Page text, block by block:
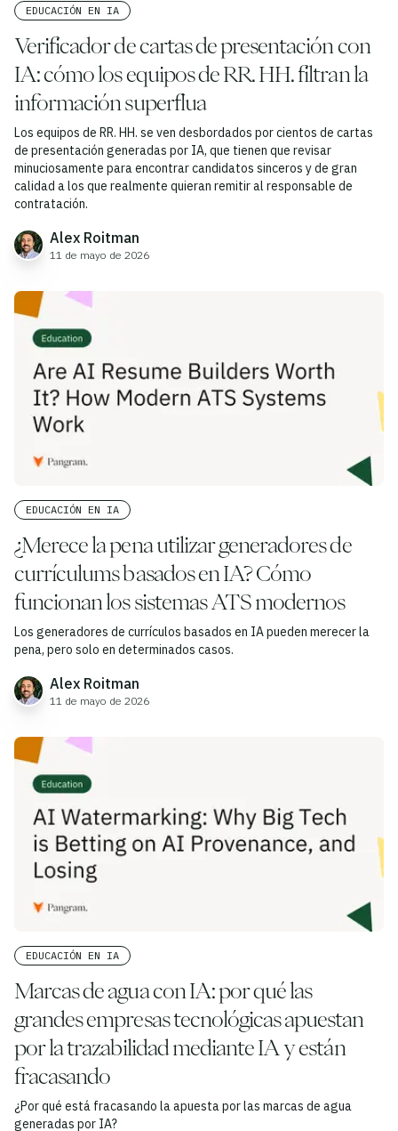
EDUCACIÓN EN IA
Verificador de cartas de presentación con
IA: cómo los equipos de RR. HH. filtran la
información superflua
Los equipos de RR. HH. se ven desbordados por cientos de cartas
de presentación generadas por IA, que tienen que revisar
minuciosamente para encontrar candidatos sinceros y de gran
calidad a los que realmente quieran remitir al responsable de
contratación.
Alex Roitman
11 de mayo de 2026
EDUCACIÓN EN IA
¿Merece la pena utilizar generadores de
currículums basados en IA? Cómo
funcionan los sistemas ATS modernos
Los generadores de currículos basados en IA pueden merecer la
pena, pero solo en determinados casos.
Alex Roitman
11 de mayo de 2026
EDUCACIÓN EN IA
Marcas de agua con IA: por qué las
grandes empresas tecnológicas apuestan
por la trazabilidad mediante IA y están
fracasando
¿Por qué está fracasando la apuesta por las marcas de agua
generadas por IA?